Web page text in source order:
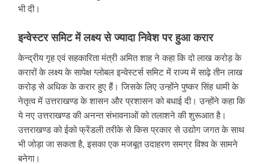
भी दी।
इन्वेस्टर समिट में लक्ष्य से ज्यादा निवेश पर हुआ करार
केन्द्रीय गृह एवं सहकारिता मंत्री अमित शाह ने कहा कि दो लाख करोड़ के
करारों के लक्ष्य के सापेक्ष ग्लोबल इन्वेस्टर्स समिट में राज्य में साढ़े तीन लाख
करोड़ से अधिक के करार हुए हैं। जिसके लिए उन्होंने पुष्कर सिंह धामी के
नेतृत्व में उत्तराखण्ड के शासन और प्रशासन को बधाई दी। उन्होंने कहा कि
ये नए उत्तराखण्ड की अनन्त संभावनाओं को तलाशने की शुरूआत है।
उत्तराखण्ड को ईको फ्रेंडली तरीके से किस प्रकार से उद्योग जगत के साथ
भी जोड़ा जा सकता है, इसका एक मजबूत उदाहरण समग्र विश्व के सामने
बनेगा।